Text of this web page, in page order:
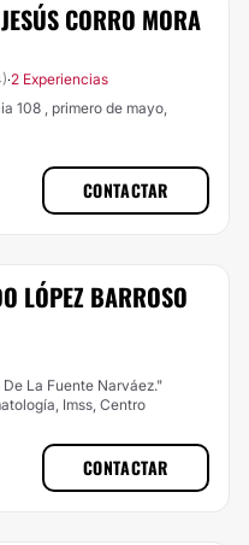
CORRO MORA
·2 Experiencias
108 , primero de mayo,
CONTACTAR
LÓPEZ BARROSO
La Fuente Narváez."
Imss, Centro
CONTACTAR